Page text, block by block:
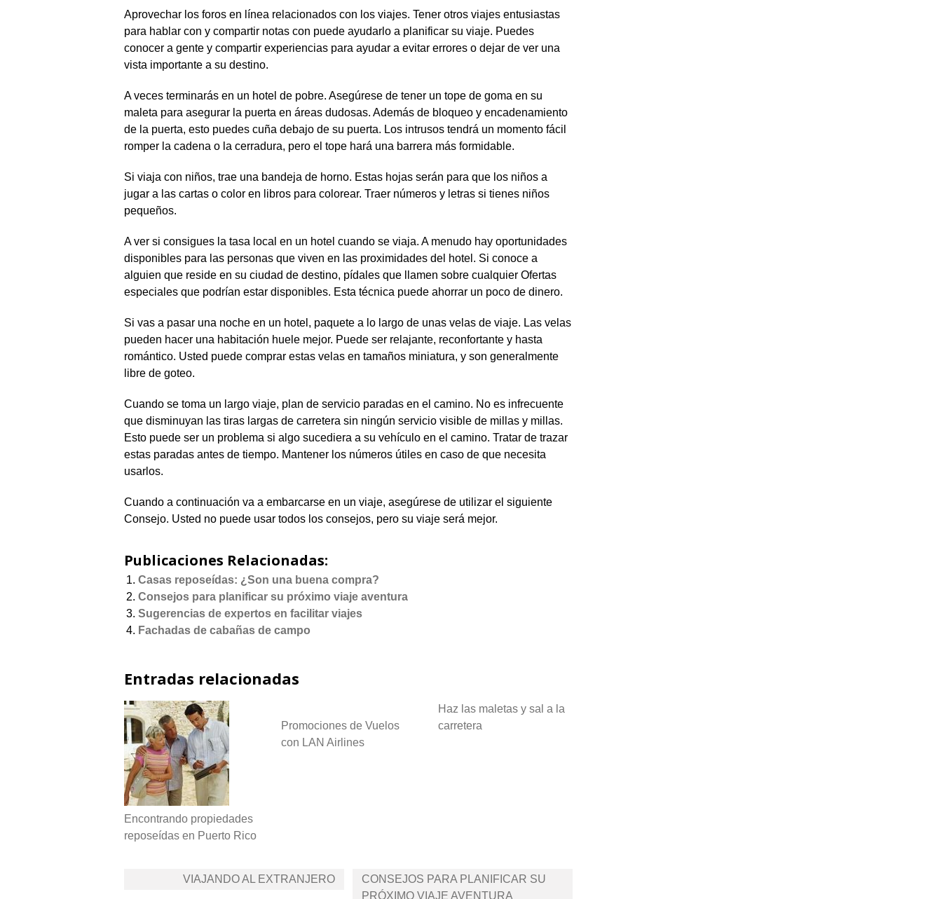
Aprovechar los foros en línea relacionados con los viajes. Tener otros viajes entusiastas
para hablar con y compartir notas con puede ayudarlo a planificar su viaje. Puedes
conocer a gente y compartir experiencias para ayudar a evitar errores o dejar de ver una
vista importante a su destino.
A veces terminarás en un hotel de pobre. Asegúrese de tener un tope de goma en su
maleta para asegurar la puerta en áreas dudosas. Además de bloqueo y encadenamiento
de la puerta, esto puedes cuña debajo de su puerta. Los intrusos tendrá un momento fácil
romper la cadena o la cerradura, pero el tope hará una barrera más formidable.
Si viaja con niños, trae una bandeja de horno. Estas hojas serán para que los niños a
jugar a las cartas o color en libros para colorear. Traer números y letras si tienes niños
pequeños.
A ver si consigues la tasa local en un hotel cuando se viaja. A menudo hay oportunidades
disponibles para las personas que viven en las proximidades del hotel. Si conoce a
alguien que reside en su ciudad de destino, pídales que llamen sobre cualquier Ofertas
especiales que podrían estar disponibles. Esta técnica puede ahorrar un poco de dinero.
Si vas a pasar una noche en un hotel, paquete a lo largo de unas velas de viaje. Las velas
pueden hacer una habitación huele mejor. Puede ser relajante, reconfortante y hasta
romántico. Usted puede comprar estas velas en tamaños miniatura, y son generalmente
libre de goteo.
Cuando se toma un largo viaje, plan de servicio paradas en el camino. No es infrecuente
que disminuyan las tiras largas de carretera sin ningún servicio visible de millas y millas.
Esto puede ser un problema si algo sucediera a su vehículo en el camino. Tratar de trazar
estas paradas antes de tiempo. Mantener los números útiles en caso de que necesita
usarlos.
Cuando a continuación va a embarcarse en un viaje, asegúrese de utilizar el siguiente
Consejo. Usted no puede usar todos los consejos, pero su viaje será mejor.
Publicaciones Relacionadas:
Casas reposeídas: ¿Son una buena compra?
Consejos para planificar su próximo viaje aventura
Sugerencias de expertos en facilitar viajes
Fachadas de cabañas de campo
Entradas relacionadas
Encontrando propiedades
reposeídas en Puerto Rico
Promociones de Vuelos
con LAN Airlines
Haz las maletas y sal a la
carretera
NavegaciónVIAJANDO AL EXTRANJERO
CONSEJOS PARA PLANIFICAR SU
PRÓXIMO VIAJE AVENTURA